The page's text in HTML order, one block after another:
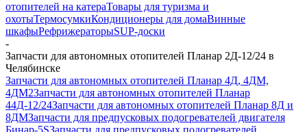
отопителей на катераТовары для туризма и
охотыТермосумкиКондиционеры для домаВинные
шкафыРефрижераторыSUP-доски
-
Запчасти для автономных отопителей Планар 2Д-12/24 в
Челябинске
Запчасти для автономных отопителей Планар 4Д, 4ДМ,
4ДМ2Запчасти для автономных отопителей Планар
44Д-12/24Запчасти для автономных отопителей Планар 8Д и
8ДМЗапчасти для предпусковых подогревателей двигателя